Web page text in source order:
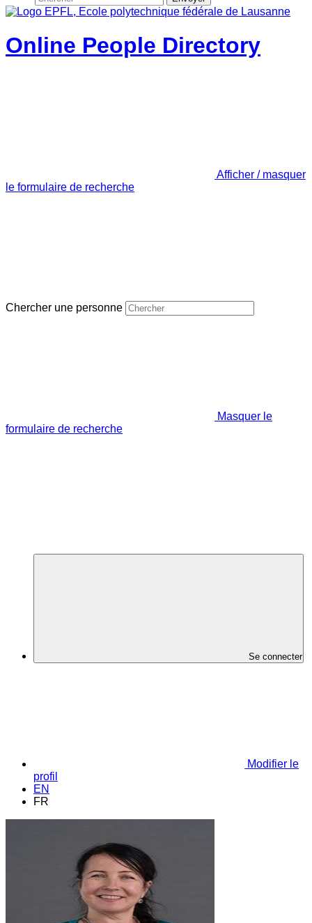
Online People Directory
Afficher / masquer
le formulaire de recherche
Chercher une personne
Masquer le
formulaire de recherche
Se connecter
Modifier le
profil
EN
FR